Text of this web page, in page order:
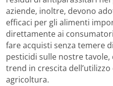
aziende, inoltre, devono
efficaci per gli alimenti
direttamente ai
fare acquisti senza temere
pesticidi sulle nostre
trend in crescita
agricoltura.